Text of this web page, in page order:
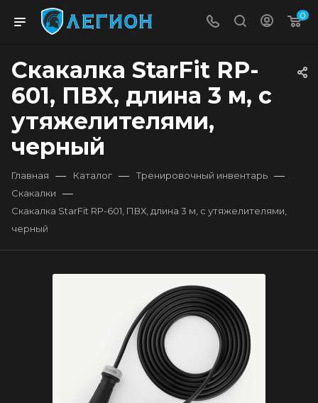
0
Скакалка StarFit RP-
601, ПВХ, длина 3 м, с
утяжелителями,
черный
Главная — Каталог — Тренировочный инвентарь —
Скакалки —
Скакалка StarFit RP-601, ПВХ, длина 3 м, с утяжелителями,
черный